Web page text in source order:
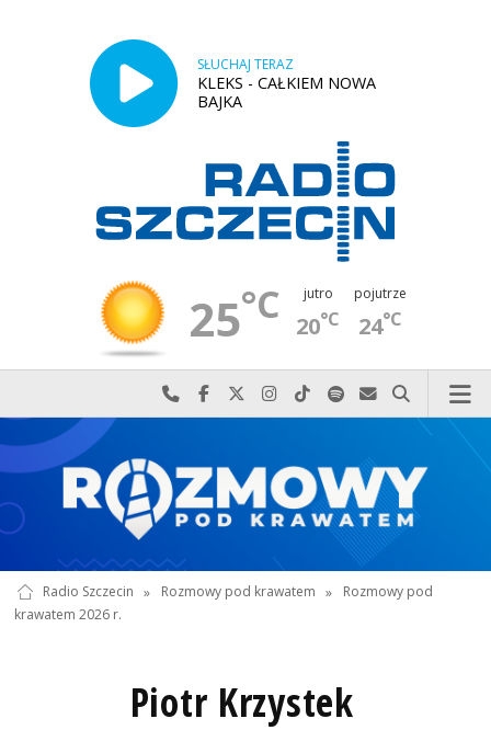
SŁUCHAJ TERAZ
KLEKS - CAŁKIEM NOWA
BAJKA
25°C jutro
20°C
pojutrze
24°C
Najlepiej po prostu do nas zadzwoń
Odwiedź nas na Facebook-u
Odwiedź nas na X
Odwiedź nas na Instagram-ie
Odwiedź nas na TikTok-u
Szukaj nas na Spotify
Wyślij do nas
Szukaj
Radio Szczecin » Rozmowy pod krawatem »
Rozmowy pod
krawatem 2026 r.
Piotr Krzystek